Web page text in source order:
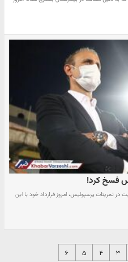
فسخ کرد!
تمرینات پرسپولیس، امروز قرارداد خود با این
۳ ۴ ۵ ۶